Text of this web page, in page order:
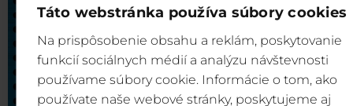
Táto webstránka používa súbory cookies
Na prispôsobenie obsahu a reklám, poskytovanie
funkcií sociálnych médií a analýzu návštevnosti
používame súbory cookie. Informácie o tom, ako
používate naše webové stránky, poskytujeme aj